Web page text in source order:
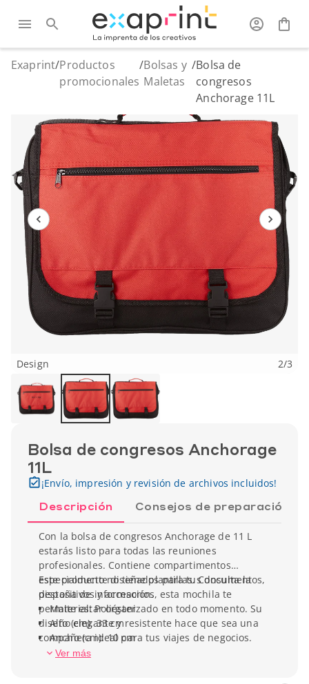
Exaprint/Productos
promocionales
/Bolsas y
Maletas
/Bolsa de
congresos
Anchorage 11L
Design 2/3
Bolsa de congresos Anchorage
11L
¡Envío, impresión y revisión de archivos incluidos!
Descripción Consejos de preparación
Con la bolsa de congresos Anchorage de 11 L
estarás listo para todas las reuniones
profesionales. Contiene compartimentos
especialmente diseñados para tus documentos,
dispositivos y accesorios, esta mochila te
permite estar organizado en todo momento. Su
diseño elegante y resistente hace que sea una
compañera ideal para tus viajes de negocios.
Este producto no tiene plantillas. Consulta la
pestaña de información.
Material: Poliéster
Alto (cm): 33 cm
Ancho (cm): 10 cm
Profundidad: 40 cm
Ver más